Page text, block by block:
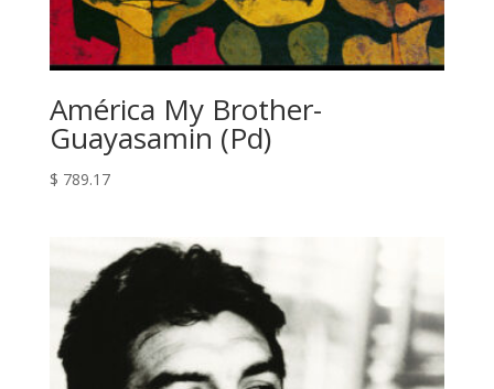
América My Brother-
Guayasamin (Pd)
$ 789.17